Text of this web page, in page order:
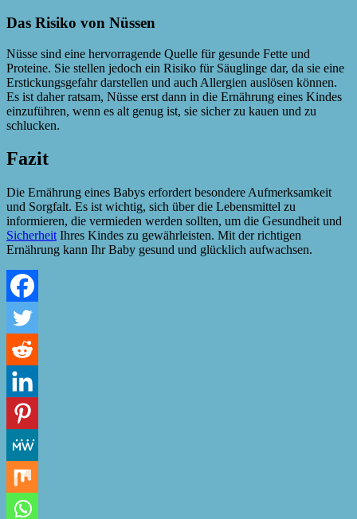
Das Risiko von Nüssen
Nüsse sind eine hervorragende Quelle für gesunde Fette und
Proteine. Sie stellen jedoch ein Risiko für Säuglinge dar, da sie eine
Erstickungsgefahr darstellen und auch Allergien auslösen können.
Es ist daher ratsam, Nüsse erst dann in die Ernährung eines Kindes
einzuführen, wenn es alt genug ist, sie sicher zu kauen und zu
schlucken.
Fazit
Die Ernährung eines Babys erfordert besondere Aufmerksamkeit
und Sorgfalt. Es ist wichtig, sich über die Lebensmittel zu
informieren, die vermieden werden sollten, um die Gesundheit und
Sicherheit Ihres Kindes zu gewährleisten. Mit der richtigen
Ernährung kann Ihr Baby gesund und glücklich aufwachsen.